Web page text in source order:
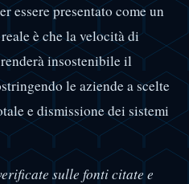
essere presentato come un
è che la velocità di
insostenibile il
le aziende a scelte
e dismissione dei sistemi
sulle fonti citate e